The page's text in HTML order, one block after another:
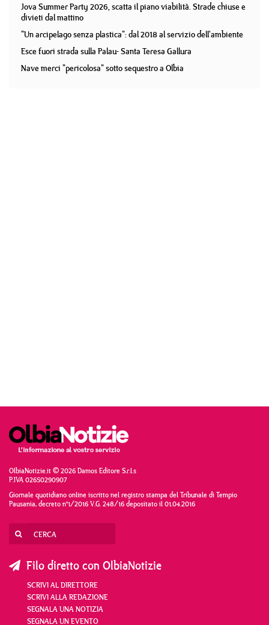
Jova Summer Party 2026, scatta il piano viabilità. Strade chiuse e
divieti dal mattino
"Un arcipelago senza plastica": dal 2018 al servizio dell'ambiente
Esce fuori strada sulla Palau- Santa Teresa Gallura
Nave merci "pericolosa" sotto sequestro a Olbia
OlbiaNotizie.it © 2026 Damos Editore S.r.l.s
P.IVA 02650290907
Giornale quotidiano online iscritto nel registro stampa del Tribunale di Tempio
Pausania, decreto n°1/2016 V.G. 248/16 depositato il 01.04.2016
Filo diretto con OlbiaNotizie
SCRIVI AL DIRETTORE
SCRIVI ALLA REDAZIONE
SEGNALA UNA NOTIZIA
SEGNALA UN EVENTO